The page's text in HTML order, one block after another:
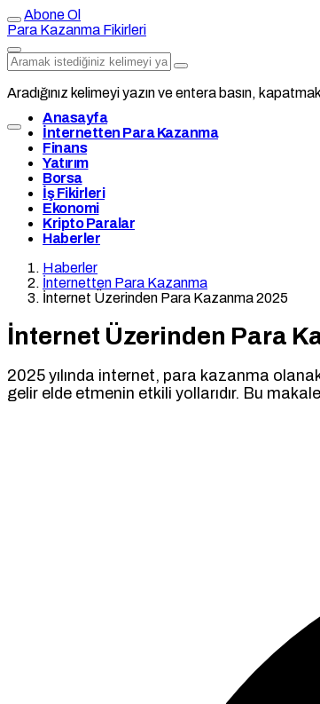
Abone Ol
Para Kazanma Fikirleri
Aradığınız kelimeyi yazın ve entera basın,
Anasayfa
İnternetten Para Kazanma
Finans
Yatırım
Borsa
İş Fikirleri
Ekonomi
Kripto Paralar
Haberler
Haberler
İnternetten Para Kazanma
İnternet Üzerinden Para Kazanma 2025
İnternet Üzerinden Para
2025 yılında internet, para kazanma
gelir elde etmenin etkili yollarıdır. Bu